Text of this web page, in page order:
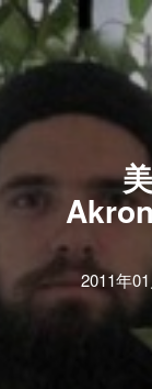
2011年